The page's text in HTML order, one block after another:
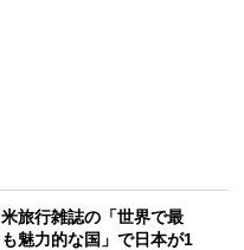
米旅行雑誌の「世界で最
も魅力的な国」で日本が1